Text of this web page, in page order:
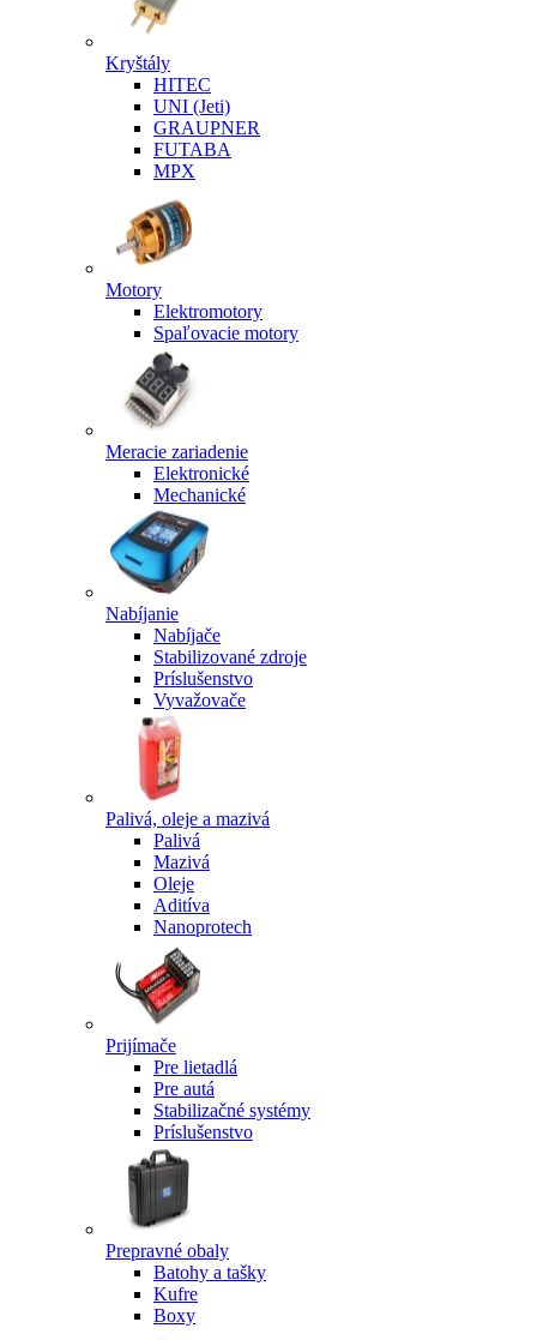
Kryštály
HITEC
UNI (Jeti)
GRAUPNER
FUTABA
MPX
Motory
Elektromotory
Spaľovacie motory
Meracie zariadenie
Elektronické
Mechanické
Nabíjanie
Nabíjače
Stabilizované zdroje
Príslušenstvo
Vyvažovače
Palivá, oleje a mazivá
Palivá
Mazivá
Oleje
Aditíva
Nanoprotech
Prijímače
Pre lietadlá
Pre autá
Stabilizačné systémy
Príslušenstvo
Prepravné obaly
Batohy a tašky
Kufre
Boxy